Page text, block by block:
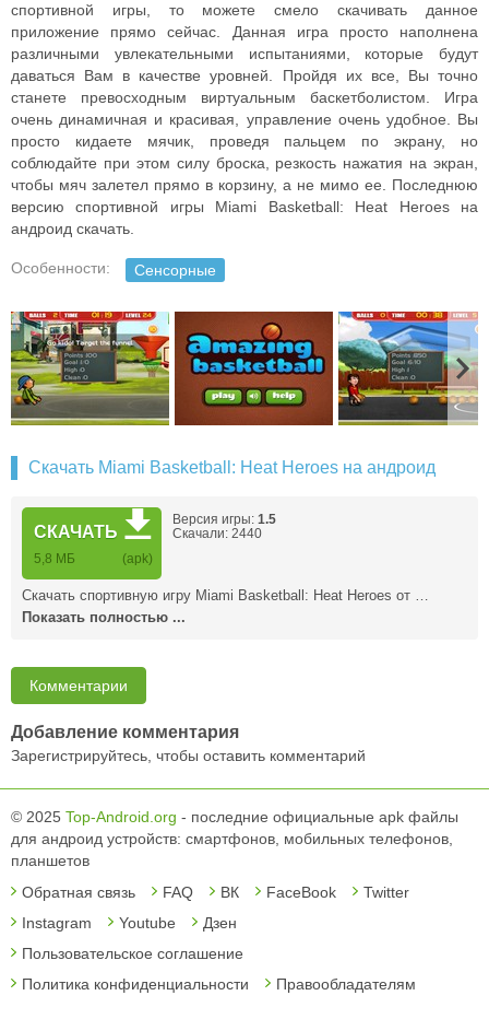
спортивной игры, то можете смело скачивать данное
приложение прямо сейчас. Данная игра просто наполнена
различными увлекательными испытаниями, которые будут
даваться Вам в качестве уровней. Пройдя их все, Вы точно
станете превосходным виртуальным баскетболистом. Игра
очень динамичная и красивая, управление очень удобное. Вы
просто кидаете мячик, проведя пальцем по экрану, но
соблюдайте при этом силу броска, резкость нажатия на экран,
чтобы мяч залетел прямо в корзину, а не мимо ее. Последнюю
версию спортивной игры Miami Basketball: Heat Heroes на
андроид скачать.
Особенности: Сенсорные
Скачать Miami Basketball: Heat Heroes на андроид
СКАЧАТЬ
5,8 MБ (apk)
Версия игры: 1.5
Скачали: 2440
Скачать спортивную игру Miami Basketball: Heat Heroes от …
Показать полностью ...
Комментарии
Добавление комментария
Зарегистрируйтесь, чтобы оставить комментарий
© 2025 Top-Android.org - последние официальные apk файлы
для андроид устройств: смартфонов, мобильных телефонов,
планшетов
Обратная связь
FAQ ВК FaceBook
Twitter
Instagram
Youtube
Дзен
Пользовательское соглашение
Политика конфиденциальности
Правообладателям